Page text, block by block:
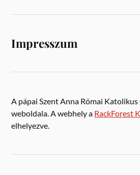
Impresszum
A pápai Szent Anna Római
weboldala. A webhely a RackForest
elhelyezve.